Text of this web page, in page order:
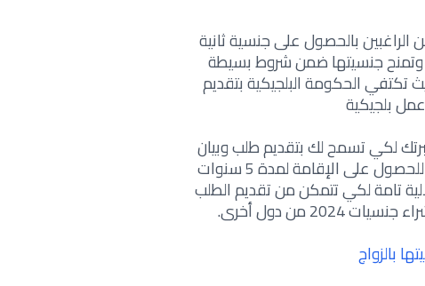
الراغبين بالحصول على جنسية ثانية
وتمنح جنسيتها ضمن شروط بسيطة
الحكومة البلجيكية بتقديم
بلجيكية
لكي تسمح لك بتقديم طلب وبيان
إحترافي في مجال العلوم أو الثقافة العامة والرياضة للحصول على الإقامة لمدة 5 سنوات
تامة لكي تتمكن من تقديم الطلب
من دول أخرى.
بالزواج